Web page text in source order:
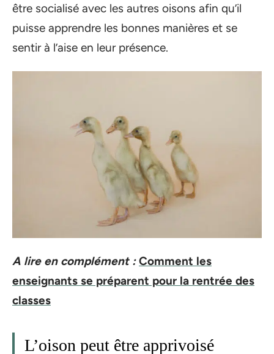
être socialisé avec les autres oisons afin qu’il
puisse apprendre les bonnes manières et se
sentir à l’aise en leur présence.
A lire en complément : Comment les
enseignants se préparent pour la rentrée des
classes
L’oison peut être apprivoisé